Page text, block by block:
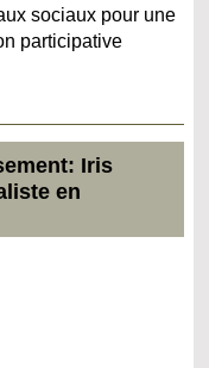
sociaux pour une
participative
Iris
en